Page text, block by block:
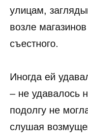
улицам,
возле
съестного.
Иногда ей
– не удавалось
подолгу не
слушая